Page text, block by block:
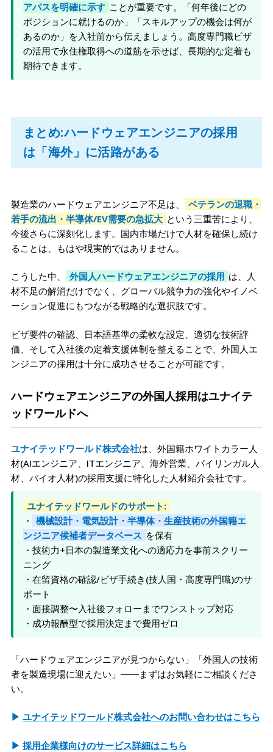
アパスを明確に示す ことが重要です。「何年後にどの
ポジションに就けるのか」「スキルアップの機会は何が
あるのか」を入社前から伝えましょう。高度専門職ビザ
の活用で永住権取得への道筋を示せば、長期的な定着も
期待できます。
まとめ:ハードウェアエンジニアの採用
は「海外」に活路がある
製造業のハードウェアエンジニア不足は、
ベテランの退職・
若手の流出・半導体/EV需要の急拡大 という三重苦により、
今後さらに深刻化します。国内市場だけで人材を確保し続け
ることは、もはや現実的ではありません。
こうした中、 外国人ハードウェアエンジニアの採用 は、人
材不足の解消だけでなく、グローバル競争力の強化やイノベ
ーション促進にもつながる戦略的な選択肢です。
ビザ要件の確認、日本語基準の柔軟な設定、適切な技術評
価、そして入社後の定着支援体制を整えることで、外国人エ
ンジニアの採用は十分に成功させることが可能です。
ハードウェアエンジニアの外国人採用はユナイテ
ッドワールドへ
ユナイテッドワールド株式会社は、外国籍ホワイトカラー人
材(AIエンジニア、ITエンジニア、海外営業、バイリンガル人
材、バイオ人材)の採用支援に特化した人材紹介会社です。
ユナイテッドワールドのサポート:
・ 機械設計・電気設計・半導体・生産技術の外国籍エ
ンジニア候補者データベース を保有
・技術力+日本の製造業文化への適応力を事前スクリー
ニング
・在留資格の確認/ビザ手続き(技人国・高度専門職)のサ
ポート
・面接調整〜入社後フォローまでワンストップ対応
・成功報酬型で採用決定まで費用ゼロ
「ハードウェアエンジニアが見つからない」「外国人の技術
者を製造現場に迎えたい」――まずはお気軽にご相談くださ
い。
▶ ユナイテッドワールド株式会社へのお問い合わせはこちら
▶ 採用企業様向けのサービス詳細はこちら